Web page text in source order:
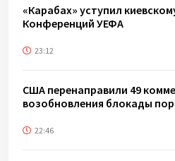
«Карабах» уступил
Конференций УЕФА
23:12
США перенаправили 49
возобновления блокады
22:46